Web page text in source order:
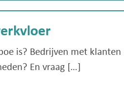
is? Bedrijven met klanten
En vraag […]